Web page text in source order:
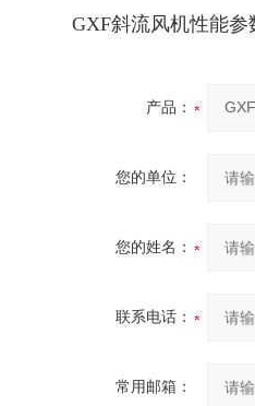
GXF斜流风机性能参
产品：
您的单位：
您的姓名：
联系电话：
常用邮箱：